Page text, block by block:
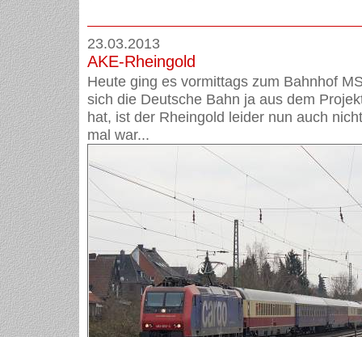
23.03.2013
AKE-Rheingold
Heute ging es vormittags zum Bahnhof
sich die Deutsche Bahn ja aus dem
hat, ist der Rheingold leider nun auch
mal war...